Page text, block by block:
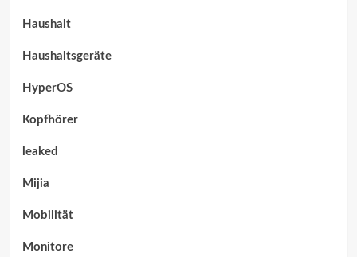
Haushalt
Haushaltsgeräte
HyperOS
Kopfhörer
leaked
Mijia
Mobilität
Monitore